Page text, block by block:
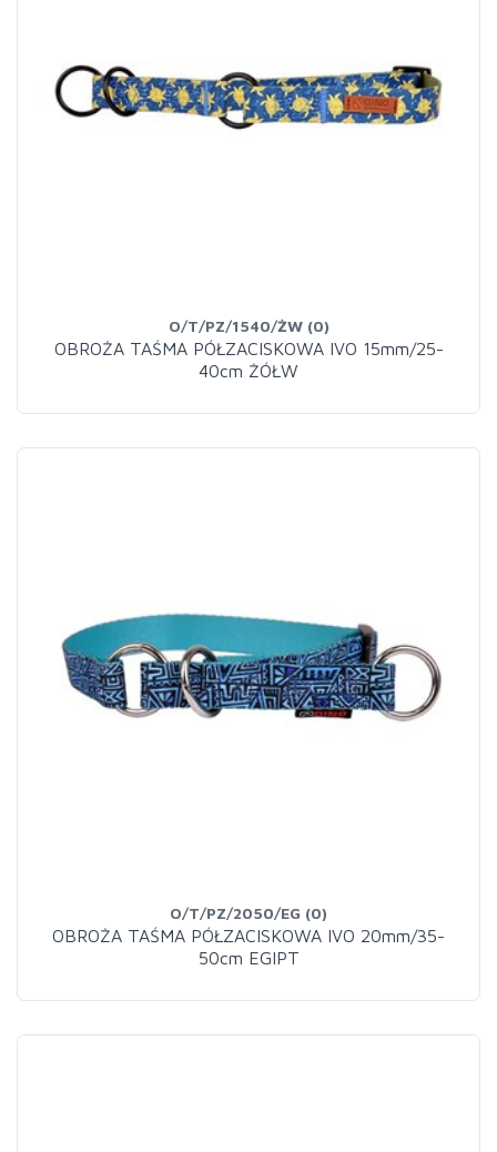
O/T/PZ/1540/ŻW (0)
OBROŻA TAŚMA PÓŁZACISKOWA IVO 15mm/25-
40cm ŻÓŁW
O/T/PZ/2050/EG (0)
OBROŻA TAŚMA PÓŁZACISKOWA IVO 20mm/35-
50cm EGIPT